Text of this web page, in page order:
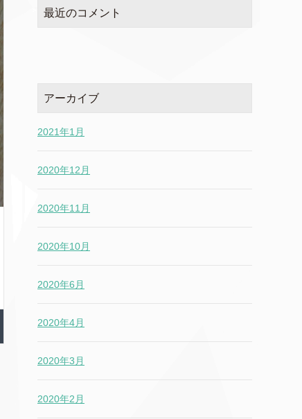
最近のコメント
アーカイブ
2021年1月
2020年12月
2020年11月
2020年10月
2020年6月
2020年4月
2020年3月
2020年2月